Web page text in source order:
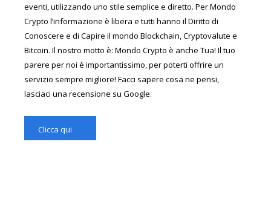
eventi, utilizzando uno stile semplice e diretto. Per Mondo
Crypto l’informazione è libera e tutti hanno il Diritto di
Conoscere e di Capire il mondo Blockchain, Cryptovalute e
Bitcoin. Il nostro motto è: Mondo Crypto è anche Tua! Il tuo
parere per noi è importantissimo, per poterti offrire un
servizio sempre migliore! Facci sapere cosa ne pensi,
lasciaci una recensione su Google.
Clicca qui